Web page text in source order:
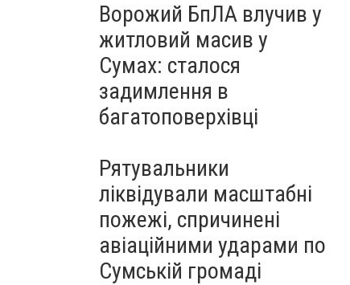
Ворожий БпЛА влучив у
житловий масив у
Сумах: сталося
задимлення в
багатоповерхівці
Рятувальники
ліквідували масштабні
пожежі, спричинені
авіаційними ударами по
Сумській громаді